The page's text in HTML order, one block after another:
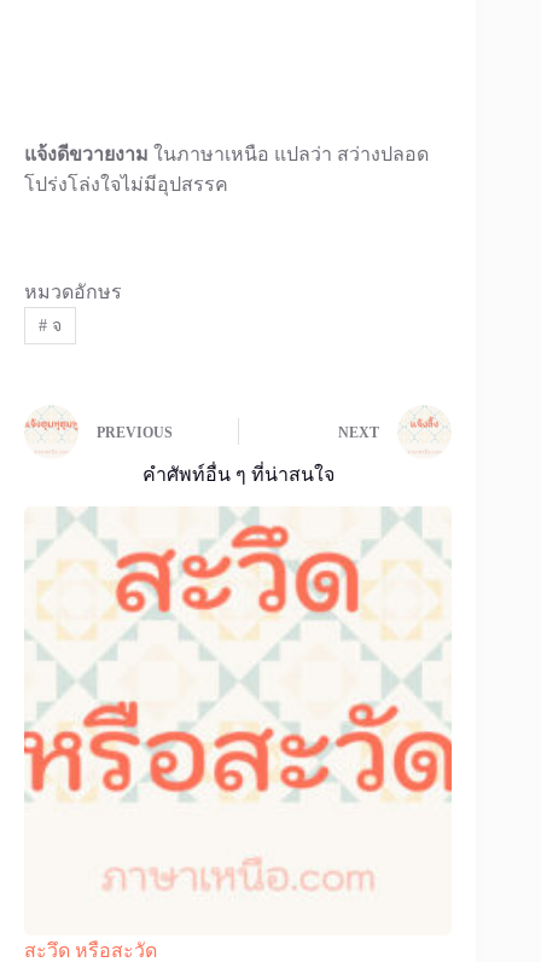
แจ้งดีขวายงาม ในภาษาเหนือ แปลว่า สว่างปลอด
โปร่งโล่งใจไม่มีอุปสรรค
หมวดอักษร
#จ
PREVIOUS NEXT
คำศัพท์อื่น ๆ ที่น่าสนใจ
สะวึด หรือสะวัด